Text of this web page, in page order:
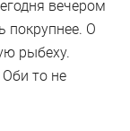
вечером
покрупнее. О
рыбеху.
то не